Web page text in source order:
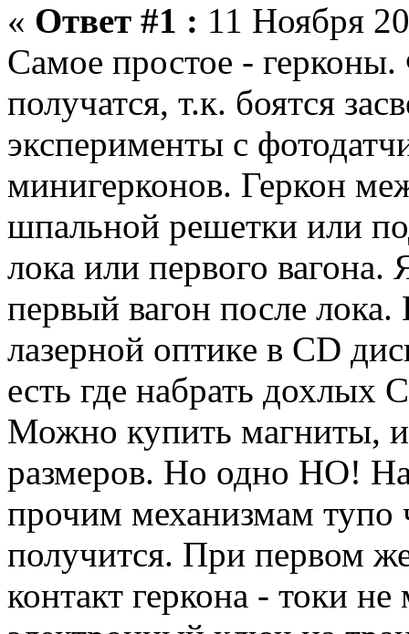
« Ответ #1 : 11 Ноября
Самое простое -
получатся, т.к. боятся
эксперименты с
минигерконов. Геркон
шпальной решетки или
лока или первого
первый вагон после
лазерной оптике в CD
есть где набрать дохлых
Можно купить магниты,
размеров. Но одно НО!
прочим механизмам тупо
получится. При первом
контакт геркона - токи